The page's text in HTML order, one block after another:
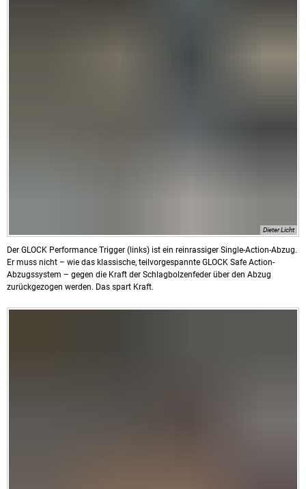
Dieter Licht
Der GLOCK Performance Trigger (links) ist ein reinrassiger Single-Action-Abzug.
Er muss nicht – wie das klassische, teilvorgespannte GLOCK Safe Action-
Abzugssystem – gegen die Kraft der Schlagbolzenfeder über den Abzug
zurückgezogen werden. Das spart Kraft.